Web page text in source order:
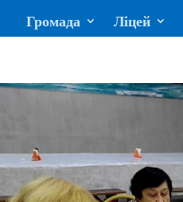
Громада Ліцей